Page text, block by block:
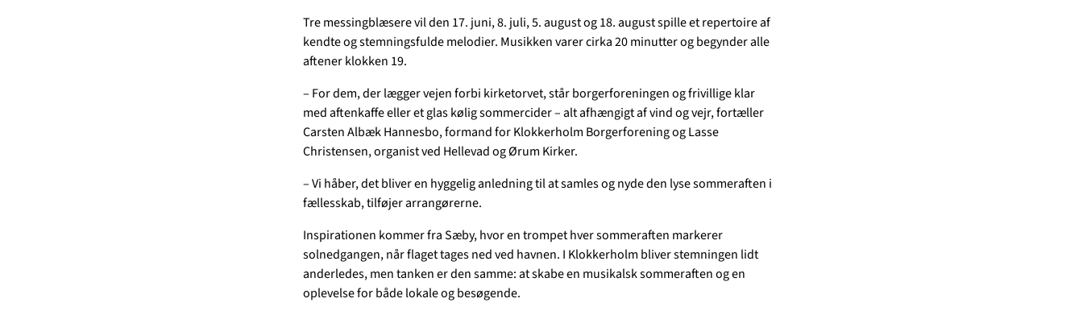
Tre messingblæsere vil den 17. juni, 8. juli, 5. august og 18. august spille et repertoire af
kendte og stemningsfulde melodier. Musikken varer cirka 20 minutter og begynder alle
aftener klokken 19.
– For dem, der lægger vejen forbi kirketorvet, står borgerforeningen og frivillige klar
med aftenkaffe eller et glas kølig sommercider – alt afhængigt af vind og vejr, fortæller
Carsten Albæk Hannesbo, formand for Klokkerholm Borgerforening og Lasse
Christensen, organist ved Hellevad og Ørum Kirker.
– Vi håber, det bliver en hyggelig anledning til at samles og nyde den lyse sommeraften i
fællesskab, tilføjer arrangørerne.
Inspirationen kommer fra Sæby, hvor en trompet hver sommeraften markerer
solnedgangen, når flaget tages ned ved havnen. I Klokkerholm bliver stemningen lidt
anderledes, men tanken er den samme: at skabe en musikalsk sommeraften og en
oplevelse for både lokale og besøgende.